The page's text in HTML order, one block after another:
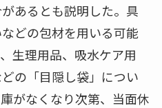
あるとも説明した。具
どの包材を用いる可能
生理用品、吸水ケア用
の「目隠し袋」につい
がなくなり次第、当面休